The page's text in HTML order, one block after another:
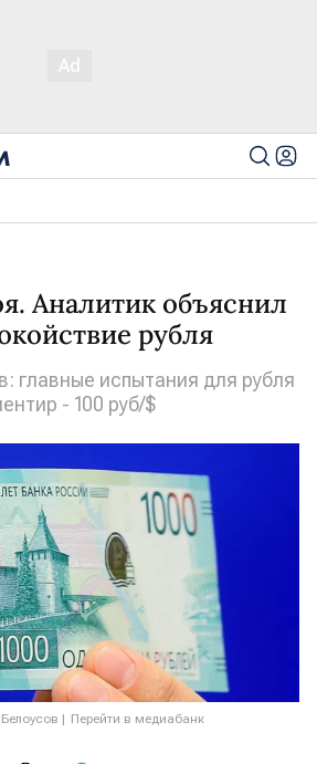
Аналитик объяснил
рубля
главные испытания для рубля
- 100 руб/$
Перейти в медиабанк